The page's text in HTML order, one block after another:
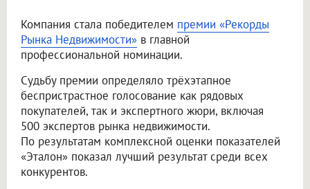
Компания стала победителем премии «Рекорды
Рынка Недвижимости» в главной
профессиональной номинации.
Судьбу премии определяло трёхэтапное
беспристрастное голосование как рядовых
покупателей, так и экспертного жюри, включая
500 экспертов рынка недвижимости.
По результатам комплексной оценки показателей
«Эталон» показал лучший результат среди всех
конкурентов.